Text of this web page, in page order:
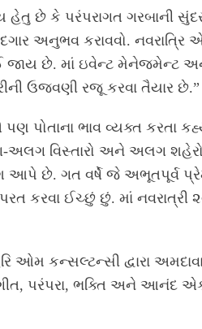
છે કે પરંપરાગત ગરબાની
અનુભવ કરાવવો. નવરાત્રિ
છે. માં ઇવેન્ટ મેનેજમેન્ટ
ઉજવણી રજૂ કરવા તૈયાર છે.”
પોતાના ભાવ વ્યક્ત કરતા
અલગ વિસ્તારો અને અલગ
છે. ગત વર્ષે જે અભૂતપૂર્વ
કરવા ઈચ્છું છું. માં
ઓમ કન્સલ્ટન્સી દ્વારા
પરંપરા, ભક્તિ અને આનંદ